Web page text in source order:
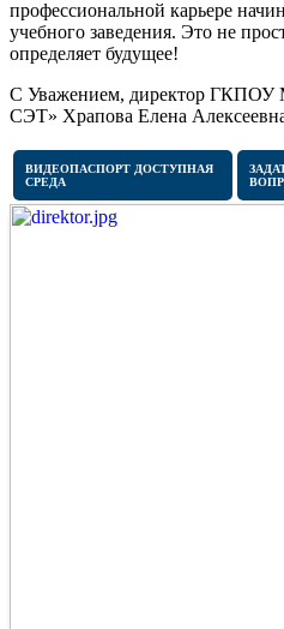
профессиональной карьере
учебного заведения. Это не
определяет будущее!
С Уважением, директор ГКПОУ
СЭТ» Храпова Елена
ВИДЕОПАСПОРТ ДОСТУПНАЯ
СРЕДА